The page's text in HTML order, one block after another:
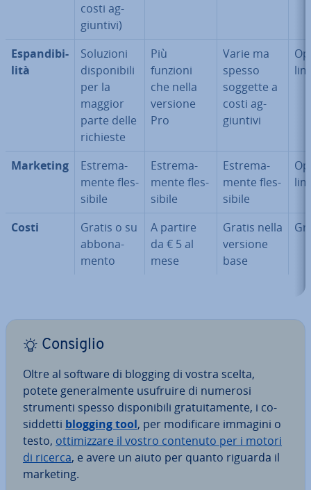
costi ag­
giun­ti­vi)
Espan­di­bi­
li­tà
Soluzioni
di­spo­ni­bi­li
per la
maggior
parte delle
richieste
Più
funzioni
che nella
versione
Pro
Varie ma
spesso
soggette a
costi ag­
giun­ti­vi
Marketing
Estre­ma­
men­te fles­
si­bi­le
Estre­ma­
men­te fles­
si­bi­le
Estre­ma­
men­te fles­
si­bi­le
Costi
Gratis o su
ab­bo­na­
men­to
A partire
da € 5 al
mese
Gratis nella
versione
base
Consiglio
Oltre al software di blogging di vostra scelta,
potete ge­ne­ral­men­te usufruire di numerosi
strumenti spesso di­spo­ni­bi­li gra­tui­ta­men­te, i co­
sid­det­ti blogging tool, per mo­di­fi­ca­re immagini o
testo, ot­ti­miz­za­re il vostro contenuto per i motori
di ricerca, e avere un aiuto per quanto riguarda il
marketing.